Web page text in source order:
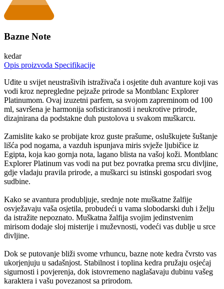
Bazne Note
kedar
Opis proizvoda Specifikacije
Uđite u svijet neustrašivih istraživača i osjetite duh avanture koji vas
vodi kroz nepregledne pejzaže prirode sa Montblanc Explorer
Platinumom. Ovaj izuzetni parfem, sa svojom zapreminom od 100
ml, savršena je harmonija sofisticiranosti i neukrotive prirode,
dizajnirana da podstakne duh pustolova u svakom muškarcu.
Zamislite kako se probijate kroz guste prašume, osluškujete šuštanje
lišća pod nogama, a vazduh ispunjava miris svježe ljubičice iz
Egipta, koja kao gornja nota, lagano blista na vašoj koži. Montblanc
Explorer Platinum vas vodi na put bez povratka prema srcu divljine,
gdje vladaju pravila prirode, a muškarci su istinski gospodari svog
sudbine.
Kako se avantura produbljuje, srednje note muškatne žalfije
osvježavaju vaša osjetila, probudeći u vama slobodarski duh i želju
da istražite nepoznato. Muškatna žalfija svojim jedinstvenim
mirisom dodaje sloj misterije i muževnosti, vodeći vas dublje u srce
divljine.
Dok se putovanje bliži svome vrhuncu, bazne note kedra čvrsto vas
ukorjenjuju u sadašnjost. Stabilnost i toplina kedra pružaju osjećaj
sigurnosti i povjerenja, dok istovremeno naglašavaju dubinu vašeg
karaktera i vašu povezanost sa prirodom.